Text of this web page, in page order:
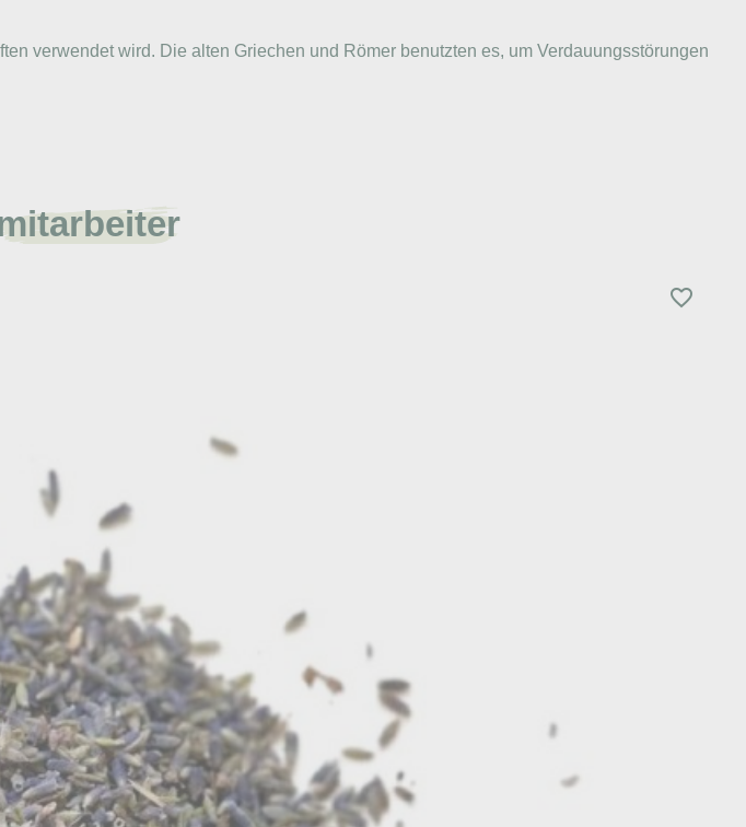
verwendet wird. Die alten Griechen und Römer benutzten es, um Verdauungsstörungen
favorite_border